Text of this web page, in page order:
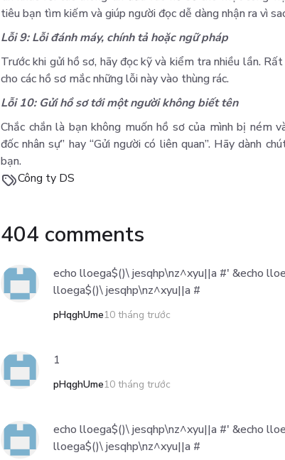
tiêu bạn tìm kiếm và giúp người đọc dễ dàng nhận ra vì
Lỗi 9: Lỗi đánh máy, chính tả hoặc ngữ pháp
Trước khi gửi hồ sơ, hãy đọc kỹ và kiểm tra nhiều lần. Rất
cho các hồ sơ mắc những lỗi này vào thùng rác.
Lỗi 10: Gửi hồ sơ tới một người không biết tên
Chắc chắn là bạn không muốn hồ sơ của mình bị ném
đốc nhân sự” hay “Gửi người có liên quan”. Hãy dành
bạn.
Công ty DS
404 comments
echo lloega$()\ jesqhp\nz^xyu||a #' &echo
lloega$()\ jesqhp\nz^xyu||a #
pHqghUme10 tháng trước
1
pHqghUme10 tháng trước
echo lloega$()\ jesqhp\nz^xyu||a #' &echo
lloega$()\ jesqhp\nz^xyu||a #